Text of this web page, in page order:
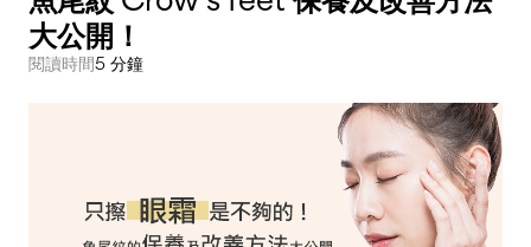
大公開！
閱讀時間5 分鐘